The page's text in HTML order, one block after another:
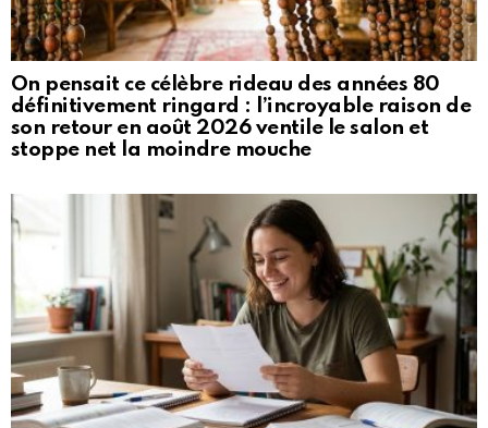
On pensait ce célèbre rideau des années 80
définitivement ringard : l’incroyable raison de
son retour en août 2026 ventile le salon et
stoppe net la moindre mouche